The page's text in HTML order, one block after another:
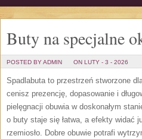
Buty na specjalne
POSTED BY ADMIN ON LUTY - 3 - 2026
Spadlabuta to przestrzeń stworzone
cenisz prezencję, dopasowanie i
pielęgnacji obuwia w doskonałym
o buty staje się łatwa, a efekty widać
rzemiosło. Dobre obuwie potrafi